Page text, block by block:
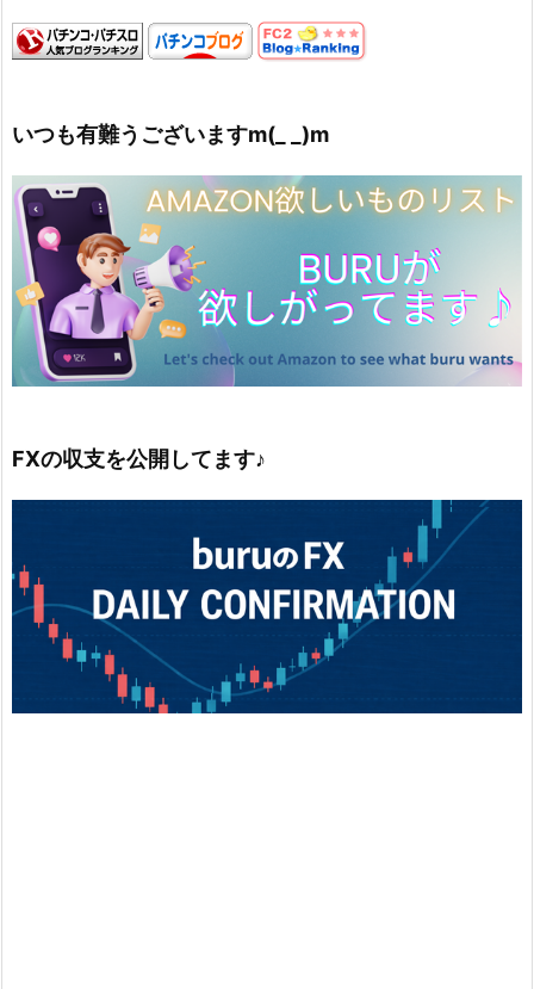
いつも有難うございますm(_ _)m
FXの収支を公開してます♪